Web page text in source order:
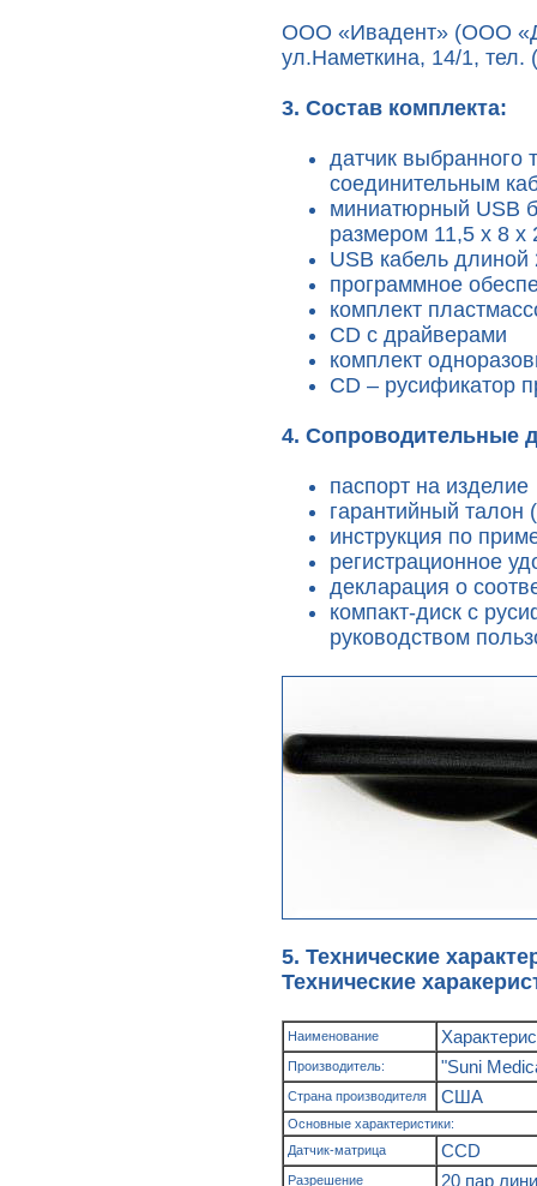
ООО «Ивадент» (ООО
ул.Наметкина, 14/1, тел.
3. Состав комплекта:
датчик
соединительным
миниатюрный USB
размером 11,5 х 8 х
USB кабель длиной
программное
комплект
СD с драйверами
комплект
CD – русификатор
4. Сопроводительные
паспорт на изделие
гарантийный талон
инструкция по
регистрационное
декларация о
компакт-диск с
руководством
5. Технические
Технические
Наименование
Производитель: "Suni
Страна производителя США
Основные характеристики:
Датчик-матрица
CCD
Разрешение 20 пар